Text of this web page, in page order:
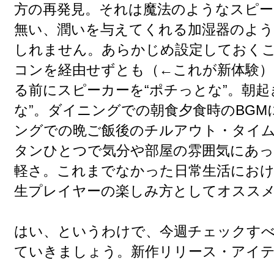
方の再発見。それは魔法のようなスピ
無い、潤いを与えてくれる加湿器のよ
しれません。あらかじめ設定しておく
コンを経由せずとも（←これが新体験
る前にスピーカーを“ポチっとな”。朝
な”。ダイニングでの朝食夕食時のBGM
ングでの晩ご飯後のチルアウト・タイ
タンひとつで気分や部屋の雰囲気にあ
軽さ。これまでなかった日常生活にお
生プレイヤーの楽しみ方としてオスス
はい、というわけで、今週チェックす
ていきましょう。新作リリース・アイ